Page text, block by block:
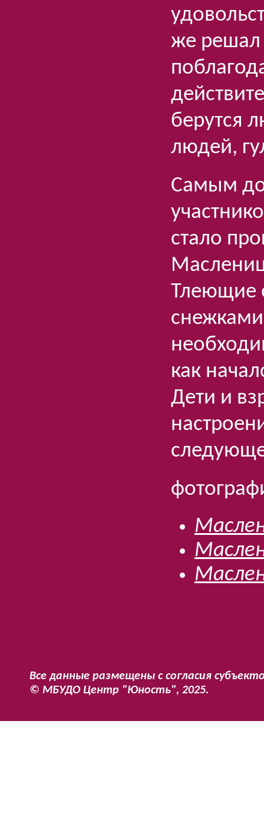
же решал
берутся
людей,
Самым
стало
Тлеющие
как
Дети и
Все данные размещены с согласия
© МБУДО Центр "Юность", 2025.